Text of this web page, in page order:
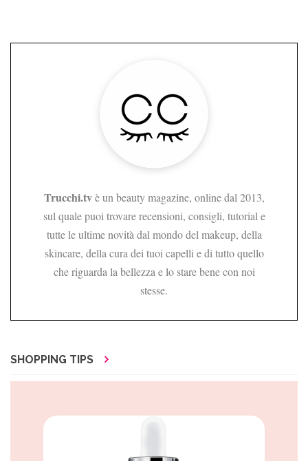
Trucchi.tvè un beauty magazine, online dal 2013,
sul quale puoi trovare recensioni, consigli, tutorial e
tutte le ultime novità dal mondo del makeup, della
skincare, della cura dei tuoi capelli e di tutto quello
che riguarda la bellezza e lo stare bene con noi
stesse.
SHOPPING TIPS